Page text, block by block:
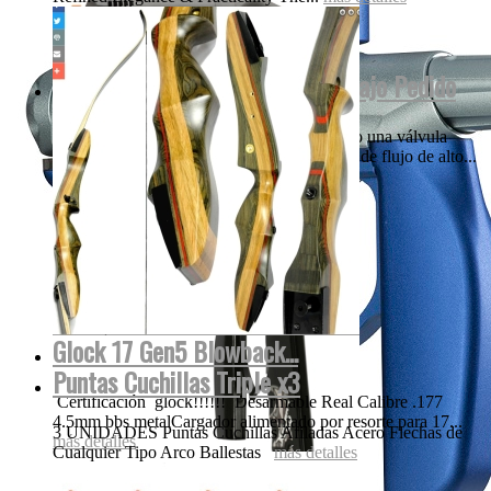
Empire MINI INVERT GS 2022 Bajo Pedido
Nuestros creativos think-tank ha incorporado una válvula
única, patentada y el diseño de la tecnología de flujo de alto...
más detalles
Glock 17 Gen5 Blowback...
Certificación glock!!!!!! Desarmable Real Calibre .177
4.5mm bbs metalCargador alimentado por resorte para 17...
más detalles
Puntas Cuchillas Triple x3
3 UNIDADES Puntas Cuchillas Afiladas Acero Flechas de
Cualquier Tipo Arco Ballestasmás detalles